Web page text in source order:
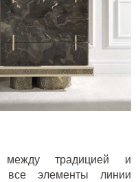
между традицией и
все элементы линии